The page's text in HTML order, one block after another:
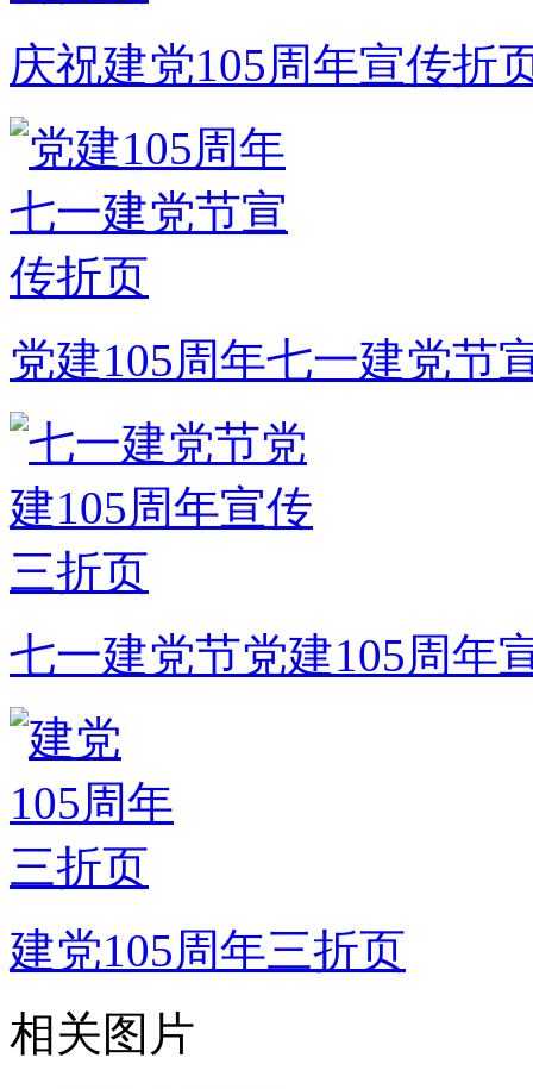
庆祝建党105周年宣传折
党建105周年七一建党节
七一建党节党建105周年
建党105周年三折页
相关图片